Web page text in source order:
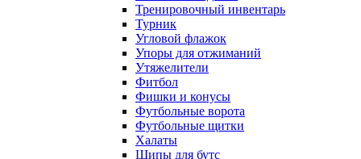
Тренировочный инвентарь
Турник
Угловой флажок
Упоры для отжиманий
Утяжелители
Фитбол
Фишки и конусы
Футбольные ворота
Футбольные щитки
Халаты
Шипы для бутс